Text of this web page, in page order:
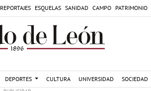
REPORTAJES ESQUELAS SANIDAD CAMPO PATRIMONIO
DEPORTES CULTURA UNIVERSIDAD SOCIEDAD